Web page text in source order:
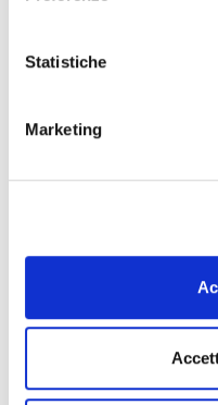
Statistiche
Marketing